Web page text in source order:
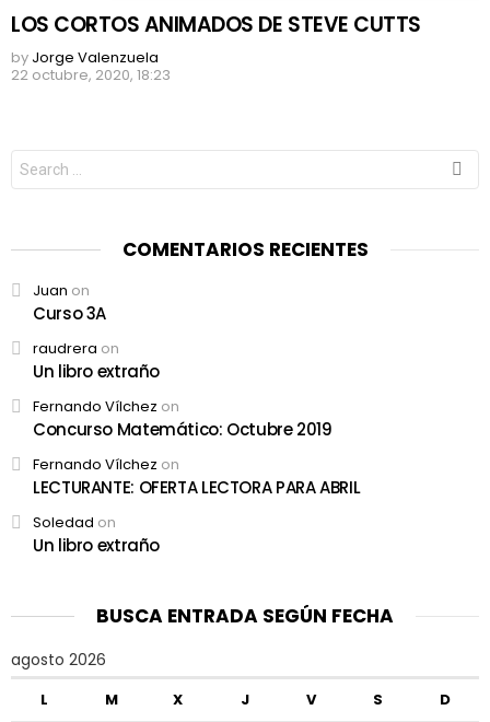
LOS CORTOS ANIMADOS DE STEVE CUTTS
by Jorge Valenzuela
22 octubre, 2020, 18:23
Search
for:
COMENTARIOS RECIENTES
Juan on
Curso 3A
raudrera on
Un libro extraño
Fernando Vílchez on
Concurso Matemático: Octubre 2019
Fernando Vílchez on
LECTURANTE: OFERTA LECTORA PARA ABRIL
Soledad on
Un libro extraño
BUSCA ENTRADA SEGÚN FECHA
agosto 2026
L M X J V S D